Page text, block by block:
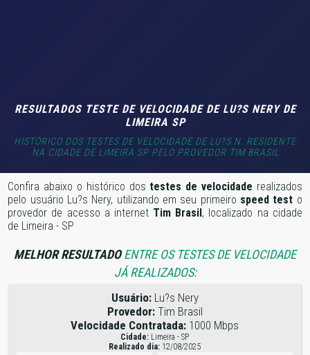
RESULTADOS TESTE DE VELOCIDADE DE LU?S NERY DE
LIMEIRA SP
HISTÓRICO DOS TESTES DE VELOCIDADE DE LU?S N. RESIDENTE
NA CIDADE DE LIMEIRA SP PELO PROVEDOR TIM BRASIL
Confira abaixo o histórico dos testes de velocidade realizados
pelo usuário Lu?s Nery, utilizando em seu primeiro speed test o
provedor de acesso a internet Tim Brasil, localizado na cidade
de Limeira - SP
MELHOR RESULTADOENTRE OS TESTES DE VELOCIDADE
JÁ REALIZADOS:
Usuário:Lu?s Nery
Provedor:Tim Brasil
Velocidade Contratada: 1000 Mbps
Cidade: Limeira - SP
Realizado dia: 12/08/2025